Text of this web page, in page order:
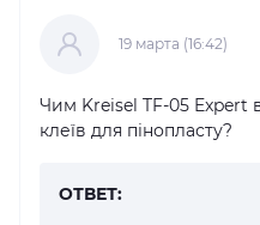
19 марта (16:42)
Чим Kreisel TF-05 Expert
клеїв для пінопласту?
ОТВЕТ: